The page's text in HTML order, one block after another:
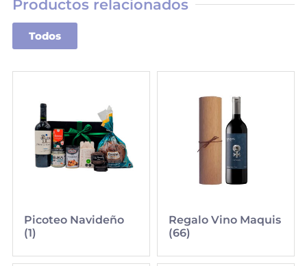
Productos relacionados
Todos
Picoteo Navideño
(1)
Regalo Vino Maquis
(66)